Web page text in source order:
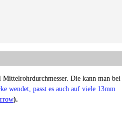
Die kann man bei
wendet, passt es auch auf viele 13mm
).